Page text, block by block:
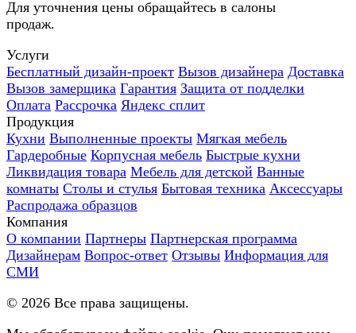
Для уточнения цены обращайтесь в салоны
продаж.
Услуги
Бесплатный дизайн-проект Вызов дизайнера Доставка
Вызов замерщика Гарантия Защита от подделки
Оплата Рассрочка Яндекс сплит
Продукция
Кухни Выполненные проекты Мягкая мебель
Гардеробные Корпусная мебель Быстрые кухни
Ликвидация товара Мебель для детской Ванные
комнаты Столы и стулья Бытовая техника Аксессуары
Распродажа образцов
Компания
О компании Партнеры Партнерская программа
Дизайнерам Вопрос-ответ Отзывы Информация для
СМИ
© 2026 Все права защищены.